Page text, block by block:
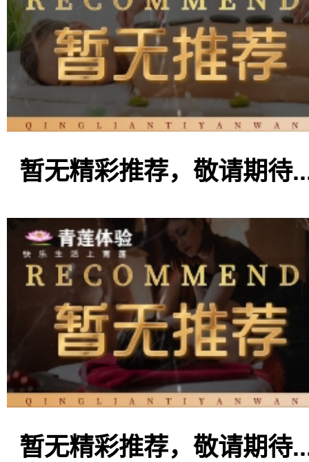
暂无精彩推荐，敬请期待
暂无精彩推荐，敬请期待